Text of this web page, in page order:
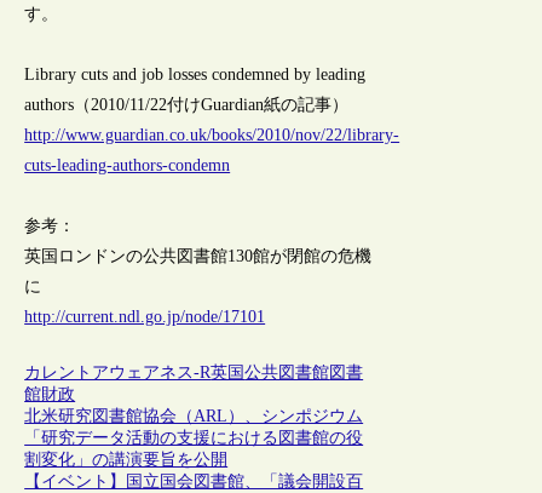
す。
Library cuts and job losses condemned by leading
authors（2010/11/22付けGuardian紙の記事）
http://www.guardian.co.uk/books/2010/nov/22/library-
cuts-leading-authors-condemn
参考：
英国ロンドンの公共図書館130館が閉館の危機
に
http://current.ndl.go.jp/node/17101
カレントアウェアネス-R英国公共図書館図書
館財政
北米研究図書館協会（ARL）、シンポジウム
「研究データ活動の支援における図書館の役
割変化」の講演要旨を公開
【イベント】国立国会図書館、「議会開設百